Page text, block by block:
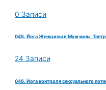
0 Записи
045. Йога Женщины и Мужчины.
24 Записи
046. Йога контроля сексуального